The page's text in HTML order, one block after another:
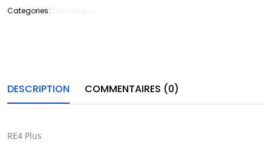
Categories:
DESCRIPTION COMMENTAIRES (0)
RE4 Plus